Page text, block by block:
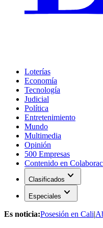
Loterías
Economía
Tecnología
Judicial
Política
Entretenimiento
Mundo
Multimedia
Opinión
500 Empresas
Contenido en
Clasificados expand_more
Especiales expand_more
Es noticia:Posesión en Cali|